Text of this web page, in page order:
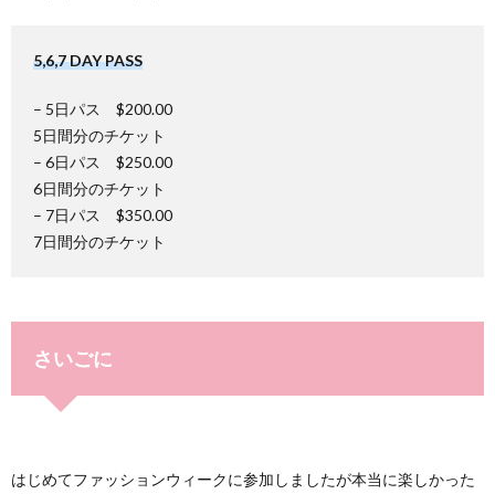
5,6,7 DAY PASS
– 5日パス $200.00
5日間分のチケット
– 6日パス $250.00
6日間分のチケット
– 7日パス $350.00
7日間分のチケット
さいごに
はじめてファッションウィークに参加しましたが本当に楽しかった